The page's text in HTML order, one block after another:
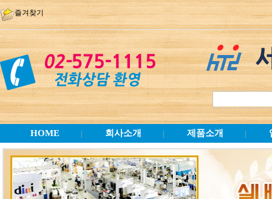
즐겨찾기
HOME 회사소개 제품소개